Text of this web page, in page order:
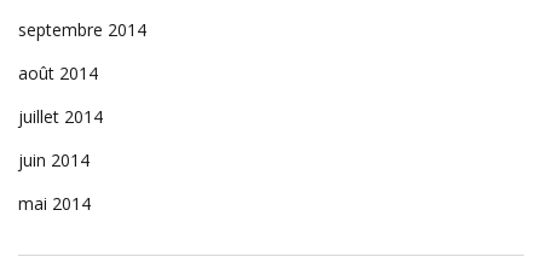
septembre 2014
août 2014
juillet 2014
juin 2014
mai 2014